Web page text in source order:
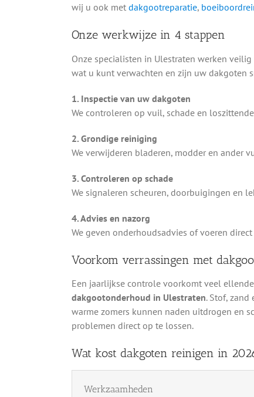
wij u ook met dakgootreparatie,
Onze werkwijze in 4 stappen
Onze specialisten in Ulestraten werken
wat u kunt verwachten en zijn uw dakgoten
1. Inspectie van uw dakgoten
We controleren op vuil, schade en
2. Grondige reiniging
We verwijderen bladeren, modder en ander
3. Controleren op schade
We signaleren scheuren, doorbuigingen en
4. Advies en nazorg
We geven onderhoudsadvies of voeren
Voorkom verrassingen met
Een jaarlijkse controle voorkomt veel
dakgootonderhoud in Ulestraten. Stof,
warme zomers kunnen naden uitdrogen en
problemen direct op te lossen.
Wat kost dakgoten reinigen in
Werkzaamheden